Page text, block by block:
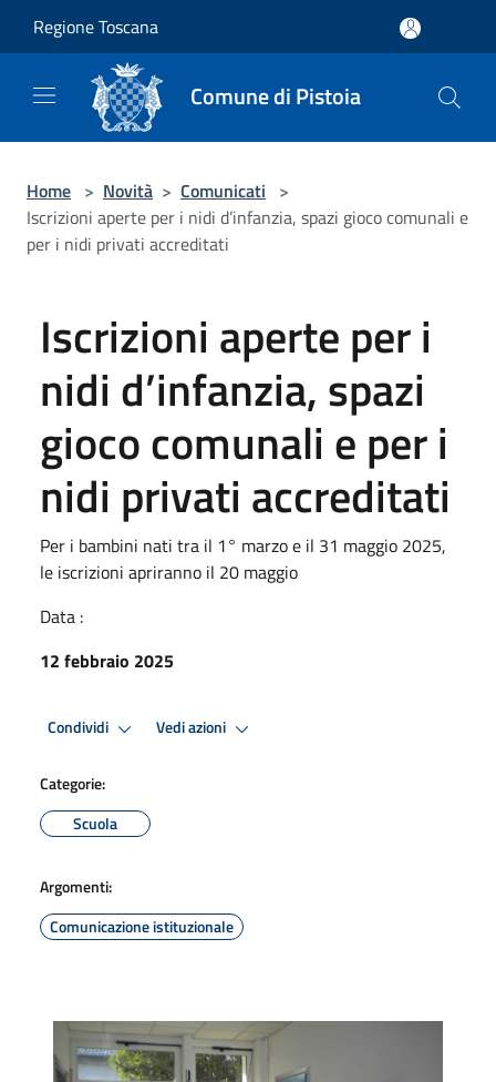
Regione Toscana
Comune di Pistoia
Home > Novità > Comunicati >
Iscrizioni aperte per i nidi d’infanzia, spazi gioco comunali e
per i nidi privati accreditati
Iscrizioni aperte per i
nidi d’infanzia, spazi
gioco comunali e per i
nidi privati accreditati
Per i bambini nati tra il 1° marzo e il 31 maggio 2025,
le iscrizioni apriranno il 20 maggio
Data :
12 febbraio 2025
Condividi Vedi azioni
Categorie:
Scuola
Argomenti:
Comunicazione istituzionale